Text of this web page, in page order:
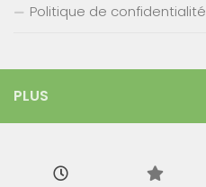
Politique de confidentialité
PLUS